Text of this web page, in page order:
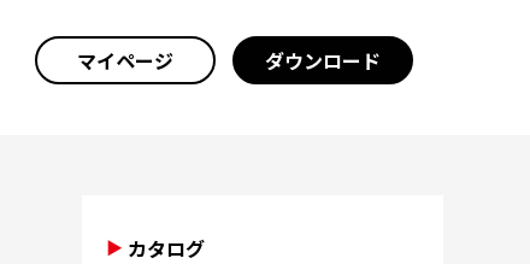
マイページ ダウンロード
カタログ